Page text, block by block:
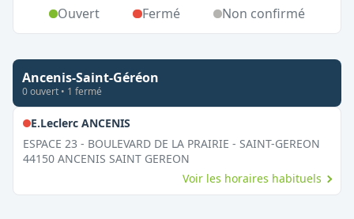
Ouvert Fermé Non confirmé
Ancenis-Saint-Géréon
0ouvert • 1 fermé
E.Leclerc ANCENIS,
ESPACE 23 - BOULEVARD DE LA PRAIRIE - SAINT-GEREON
44150 ANCENIS SAINT GEREON
Voir les horaires habituels